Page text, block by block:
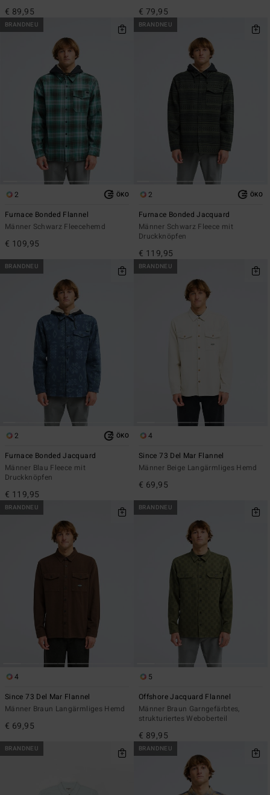
€ 89,95 € 79,95
BRANDNEU
2 ÖKO
Furnace Bonded Flannel
Männer Schwarz Fleecehemd
€ 109,95
BRANDNEU
2 ÖKO
Furnace Bonded Jacquard
Männer Schwarz Fleece mit
Druckknöpfen
€ 119,95
BRANDNEU
2 ÖKO
Furnace Bonded Jacquard
Männer Blau Fleece mit
Druckknöpfen
€ 119,95
BRANDNEU
4
Since 73 Del Mar Flannel
Männer Beige Langärmliges Hemd
€ 69,95
BRANDNEU
4
Since 73 Del Mar Flannel
Männer Braun Langärmliges Hemd
€ 69,95
BRANDNEU
5
Offshore Jacquard Flannel
Männer Braun Garngefärbtes,
strukturiertes Weboberteil
€ 89,95
BRANDNEU BRANDNEU